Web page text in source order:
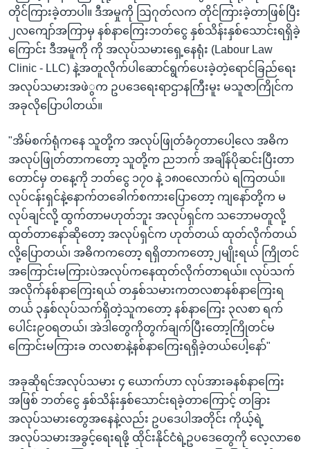
တိုင်ကြားခဲ့တာပါ။ ဒီအမှုကို ဩဂုတ်လက တိုင်ကြားခဲ့တာဖြစ်ပြီး
၂လကျော်အကြာမှ နစ်နာကြေးဘတ်ငွေ နှစ်သိန်းနှစ်သောင်းရရှိခဲ့
ကြောင်း ဒီအမူကို ကို အလုပ်သမားရှေ့နေရုံး (Labour Law
Clinic - LLC) နဲ့အတူလိုက်ပါဆောင်ရွက်ပေးခဲ့တဲ့ရောင်ခြည်ရေး
အလုပ်သမားအဖဲွက ဥပဒေရေးရာဌာနကြီးမူး မသူဇာကြိုင်က
အခုလိုပြောပါတယ်။
"အိမ်စက်ရုံကနေ သူတို့က အလုပ်ဖြုတ်ခံ၇တာပေါ့လေ အဓိက
အလုပ်ဖြုတ်တာကတော့ သူတို့က ညဘက် အချိန်ပိုဆင်းပြီးတာ
တောင်မှ တနေ့ကို ဘတ်ငွေ ၁၇၀ နဲ့ ၁၈၀လောက်ပဲ ရကြတယ်။
လုပ်ငန်းရှင်နဲ့နောက်တခေါက်စကားပြောတော့ ကျနော်တို့က မ
လုပ်ချင်လို့ ထွက်တာမဟုတ်ဘူး အလုပ်ရှင်က သဘောမတူလို့
ထုတ်တာနော်ဆိုတော့ အလုပ်ရှင်က ဟုတ်တယ် ထုတ်လိုက်တယ်
လို့ပြောတယ်၊ အဓိကကတော့ ရရှိတာကတော့၂မျိုးရယ် ကြိုတင်
အကြောင်းမကြားပဲအလုပ်ကနေထုတ်လိုက်တာရယ်။ လုပ်သက်
အလိုက်နစ်နာကြေးရယ် တနှစ်သမားကတလစာနစ်နာကြေးရ
တယ် ၃နှစ်လုပ်သက်ရှိတဲ့သူကတော့ နစ်နာကြေး ၃လစာ ရက်
ပေါင်း၉၀ရတယ်၊ အဲဒါတွေကိုတွက်ချက်ပြီးတော့ကြိုတင်မ
ကြောင်းမကြားခ တလစာနဲ့နစ်နာကြေးရရှိခဲ့တယ်ပေါ့နော်"
အခုဆိုရင်အလုပ်သမား ၄ ယောက်ဟာ လုပ်အားခနစ်နာကြေး
အဖြစ် ဘတ်ငွေ နှစ်သိန်းနှစ်သောင်းရခဲ့တာကြောင့် တခြား
အလုပ်သမားတွေအနေနဲ့လည်း ဥပဒေပါအတိုင်း ကိုယ့်ရဲ့
အလုပ်သမားအခွင့်ရေးရဖို့ ထိုင်းနိုင်ငံရဲ့ဥပဒေတွေကို လေ့လာစေ